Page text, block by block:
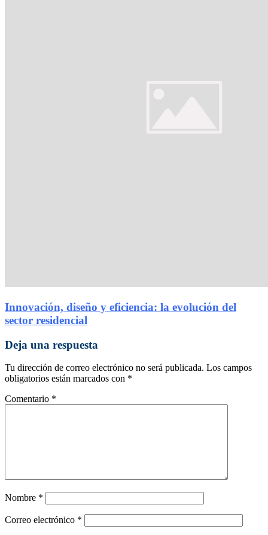
Innovación, diseño y eficiencia: la evolución del
sector residencial
Deja una respuesta
Tu dirección de correo electrónico no será publicada. Los campos
obligatorios están marcados con *
Comentario *
Nombre *
Correo electrónico *